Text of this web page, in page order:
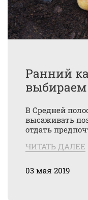
Ранний
выбираем
В Средней
высаживать
отдать
ЧИТАТЬ ДАЛЕЕ
03 мая 2019